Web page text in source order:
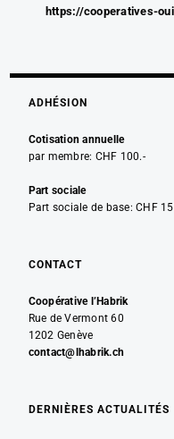
https://cooperatives-
ADHÉSION
Cotisation annuelle
par membre: CHF 100.-
Part sociale
Part sociale de base: CHF
CONTACT
Coopérative l’Habrik
Rue de Vermont 60
1202 Genève
contact@lhabrik.ch
DERNIÈRES ACTUALITÉS